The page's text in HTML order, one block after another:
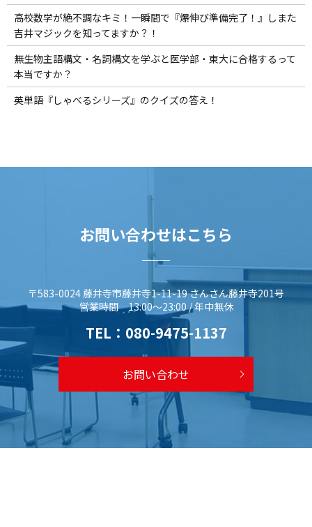
高校数学が絶不調なキミ！一瞬間で『爆伸び準備完了！』しまた
吉井マジックを知ってますか？！
無生物主語構文・名詞構文を学ぶと医学部・東大に合格するって
本当ですか？
英単語『しゃべるシリーズ』のクイズの答え！
お問い合わせはこちら
〒583-0024 藤井寺市藤井寺1-11-19 さんさん藤井寺201号
営業時間 13:00～23:00 / 年中無休
TEL： 080-9475-1137
お問い合わせ